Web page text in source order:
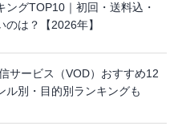
ングTOP10｜初回・送料込・
のは？【2026年】
サービス（VOD）おすすめ12
ル別・目的別ランキングも